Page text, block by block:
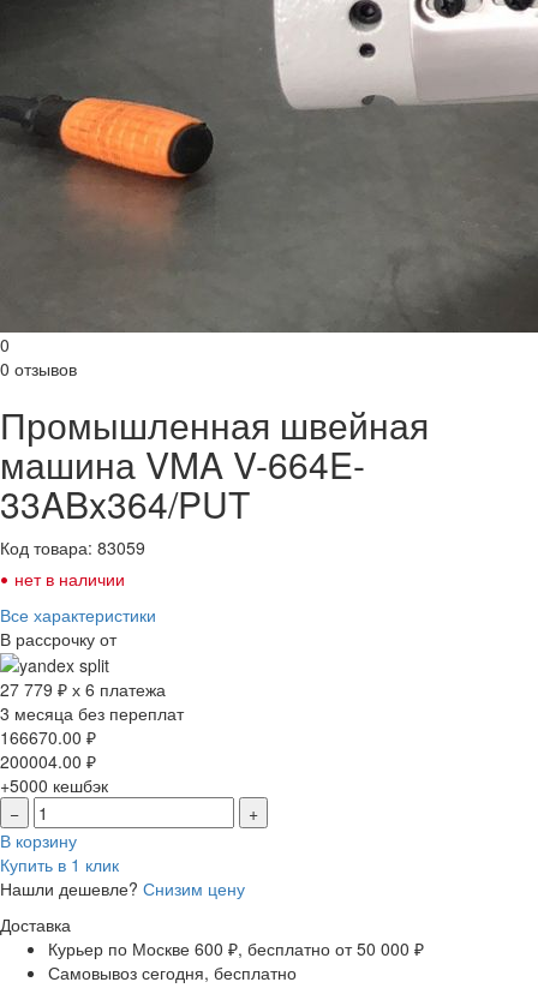
0
0 отзывов
Промышленная швейная
машина VMA V-664E-
33ABx364/PUT
Код товара: 83059
• нет в наличии
Все характеристики
В рассрочку от
27 779 ₽ х 6 платежа
3 месяца без переплат
166670.00 ₽
200004.00 ₽
+5000 кешбэк
−
+
В корзину
Купить в 1 клик
Нашли дешевле? Снизим цену
Доставка
Курьер по Москве 600 ₽, бесплатно от 50 000 ₽
Самовывоз сегодня, бесплатно